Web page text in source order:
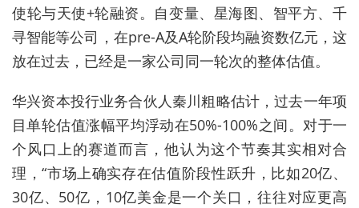
使轮与天使+轮融资。自变量、星海图、智平方、千
寻智能等公司，在pre-A及A轮阶段均融资数亿元，这
放在过去 ， 已经是一家公司同一轮次的整体估值。
华兴资本投行业务合伙人秦川粗略估计，过去一年项
目单轮估值涨幅平均浮动在50%-100%之间。对于一
个风口上的赛道而言，他认为这个节奏其实相对合
理，“市场上确实存在估值阶段性跃升，比如20亿、
30亿、50亿， 10亿美金是一个关口，往往对应更高